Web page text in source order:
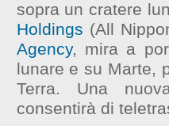
sopra un cratere
Holdings (All
Agency, mira a
lunare e su Marte,
Terra. Una
consentirà di